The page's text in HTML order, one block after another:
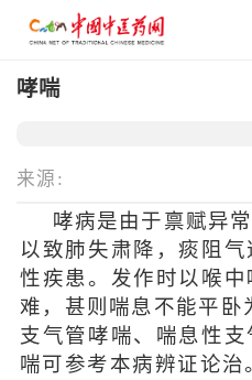
哮喘
来源:
哮病是由于禀赋异
以致肺失肃降，痰阻
性疾患。发作时以喉
难，甚则喘息不能平卧
支气管哮喘、喘息性
喘可参考本病辨证论